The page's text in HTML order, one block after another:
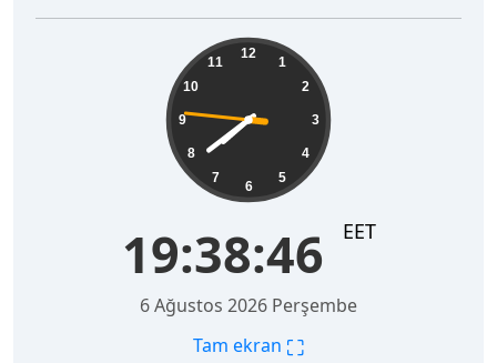
12
1
2
3
4
5
6
7
8
9
10
11
19:38:47 EET
6 Ağustos 2026 Perşembe
Tam ekran ⛶